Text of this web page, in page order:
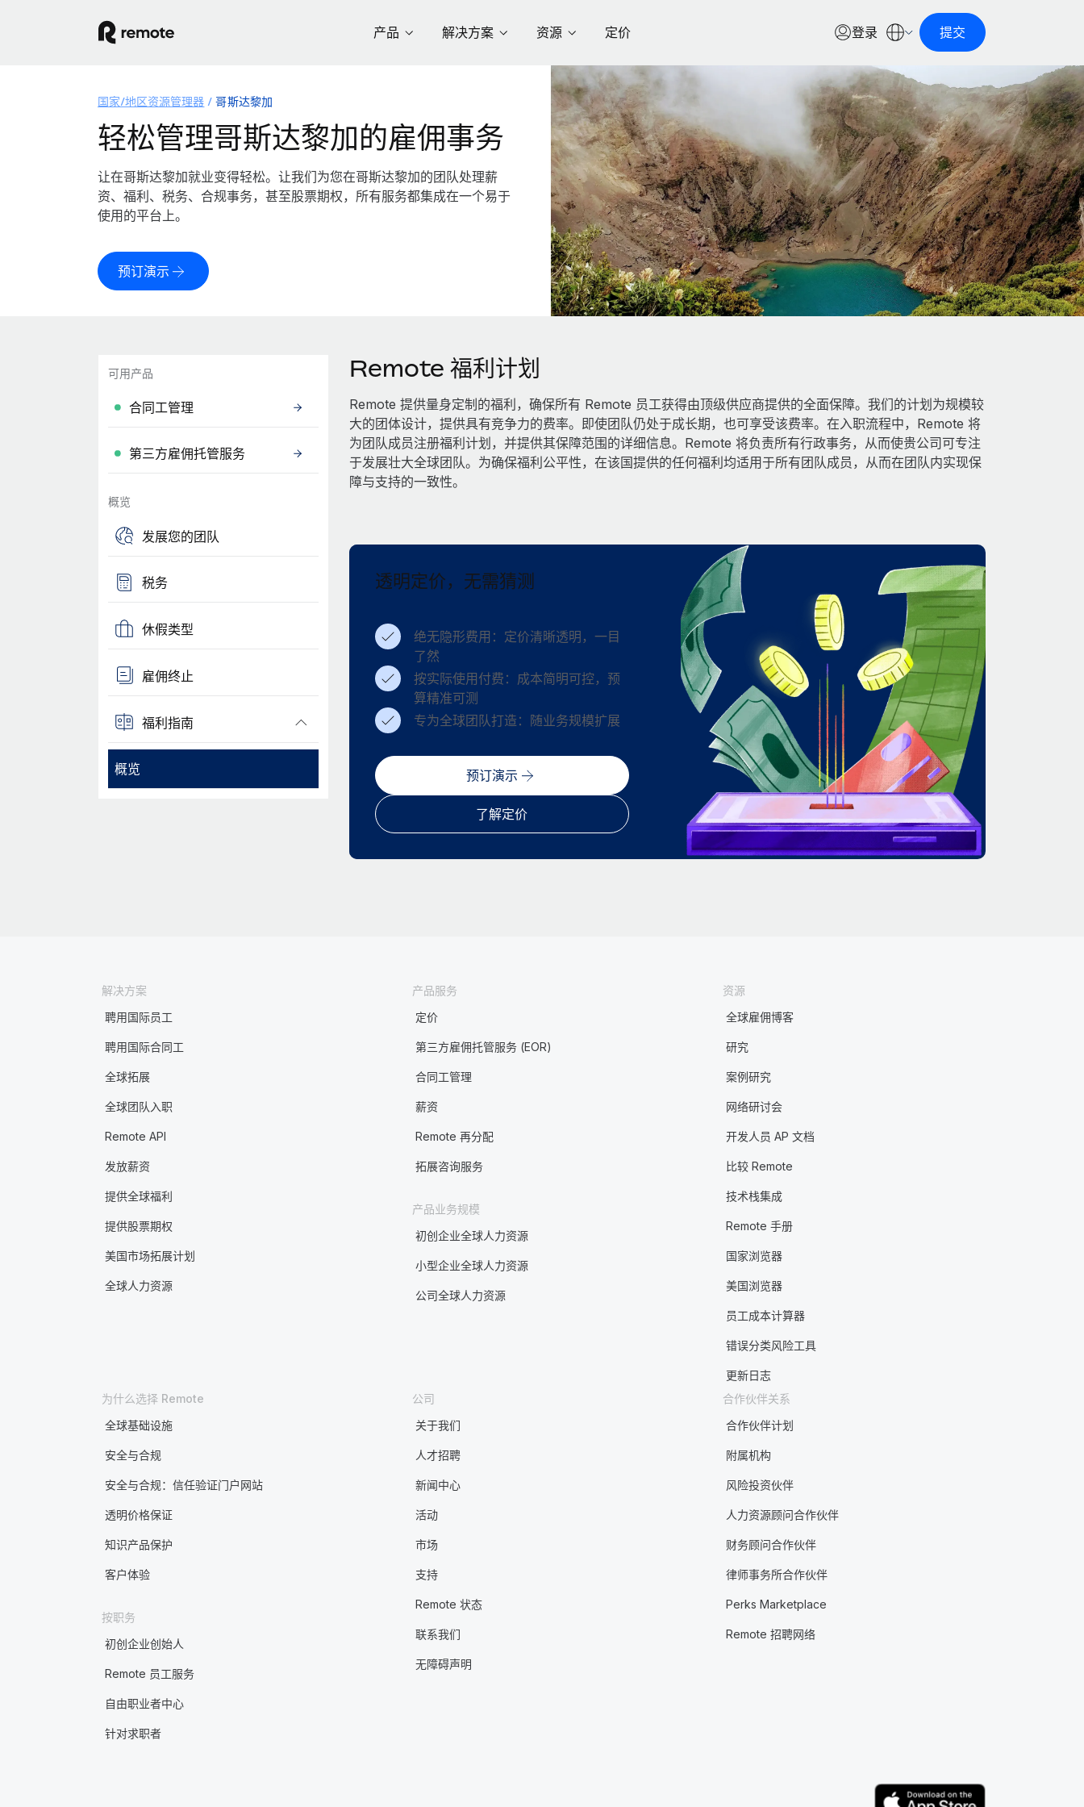
产品 解决方案 资源 定价 登录 提交
国家/地区资源管理器 哥斯达黎加
轻松管理哥斯达黎加的雇佣事务
让在哥斯达黎加就业变得轻松。让我们为您在哥斯达黎加的团队处理薪
资、福利、税务、合规事务，甚至股票期权，所有服务都集成在一个易于
使用的平台上。
预订演示
可用产品
合同工管理
第三方雇佣托管服务
概览
发展您的团队
税务
休假类型
雇佣终止
福利指南
概览
Remote 福利计划
Remote 提供量身定制的福利，确保所有 Remote 员工获得由顶级供应商提供的全面保障。我们的计划为规模较
大的团体设计，提供具有竞争力的费率。即使团队仍处于成长期，也可享受该费率。在入职流程中，Remote 将
为团队成员注册福利计划，并提供其保障范围的详细信息。Remote 将负责所有行政事务，从而使贵公司可专注
于发展壮大全球团队。为确保福利公平性，在该国提供的任何福利均适用于所有团队成员，从而在团队内实现保
障与支持的一致性。
透明定价，无需猜测
绝无隐形费用：定价清晰透明，一目
了然
按实际使用付费：成本简明可控，预
算精准可测
专为全球团队打造：随业务规模扩展
预订演示
了解定价
解决方案
聘用国际员工
聘用国际合同工
全球拓展
全球团队入职
Remote API
发放薪资
提供全球福利
提供股票期权
美国市场拓展计划
全球人力资源
产品服务
定价
第三方雇佣托管服务 (EOR)
合同工管理
薪资
Remote 再分配
拓展咨询服务
产品业务规模
初创企业全球人力资源
小型企业全球人力资源
公司全球人力资源
资源
全球雇佣博客
研究
案例研究
网络研讨会
开发人员 AP 文档
比较 Remote
技术栈集成
Remote 手册
国家浏览器
美国浏览器
员工成本计算器
错误分类风险工具
更新日志
为什么选择 Remote
全球基础设施
安全与合规
安全与合规：信任验证门户网站
透明价格保证
知识产品保护
客户体验
按职务
初创企业创始人
Remote 员工服务
自由职业者中心
针对求职者
公司
关于我们
人才招聘
新闻中心
活动
市场
支持
Remote 状态
联系我们
无障碍声明
合作伙伴关系
合作伙伴计划
附属机构
风险投资伙伴
人力资源顾问合作伙伴
财务顾问合作伙伴
律师事务所合作伙伴
Perks Marketplace
Remote 招聘网络